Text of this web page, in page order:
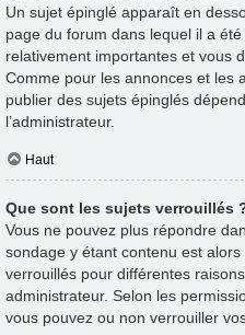
Un sujet épinglé apparaît en
page du forum dans lequel il a
relativement importantes et vous
Comme pour les annonces et les
publier des sujets épinglés
l’administrateur.
Haut
Que sont les sujets verrouillés
Vous ne pouvez plus répondre
sondage y étant contenu est
verrouillés pour différentes
administrateur. Selon les
vous pouvez ou non verrouiller